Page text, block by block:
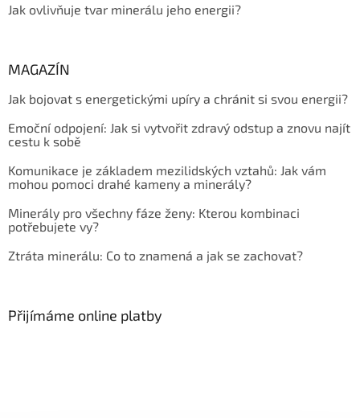
Jak ovlivňuje tvar minerálu jeho energii?
MAGAZÍN
Jak bojovat s energetickými upíry a chránit si svou energii?
Emoční odpojení: Jak si vytvořit zdravý odstup a znovu najít
cestu k sobě
Komunikace je základem mezilidských vztahů: Jak vám
mohou pomoci drahé kameny a minerály?
Minerály pro všechny fáze ženy: Kterou kombinaci
potřebujete vy?
Ztráta minerálu: Co to znamená a jak se zachovat?
Přijímáme online platby